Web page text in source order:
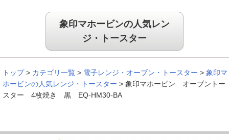
象印マホービンの人気レン
ジ・トースター
トップ > カテゴリ一覧 > 電子レンジ・オーブン・トースター > 象印マ
ホービンの人気レンジ・トースター > 象印マホービン オーブントー
スター 4枚焼き 黒 EQ-HM30-BA